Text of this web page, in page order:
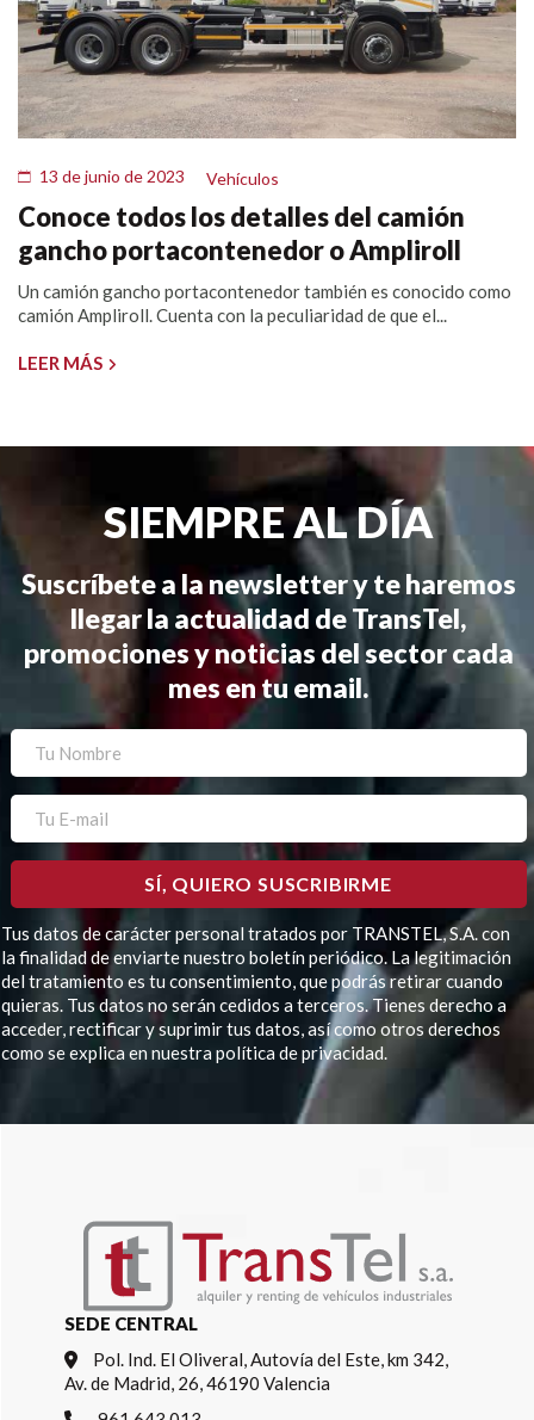
13 de junio de 2023 Vehículos
Conoce todos los detalles del camión
gancho portacontenedor o Ampliroll
Un camión gancho portacontenedor también es conocido como
camión Ampliroll. Cuenta con la peculiaridad de que el...
LEER MÁS
SIEMPRE AL DÍA
Suscríbete a la newsletter y te haremos
llegar la actualidad de TransTel,
promociones y noticias del sector cada
mes en tu email.
Tus datos de carácter personal tratados por TRANSTEL, S.A. con
la finalidad de enviarte nuestro boletín periódico. La legitimación
del tratamiento es tu consentimiento, que podrás retirar cuando
quieras. Tus datos no serán cedidos a terceros. Tienes derecho a
acceder, rectificar y suprimir tus datos, así como otros derechos
como se explica en nuestra política de privacidad.
SEDE CENTRAL
Pol. Ind. El Oliveral, Autovía del Este, km 342,
Av. de Madrid, 26, 46190 Valencia